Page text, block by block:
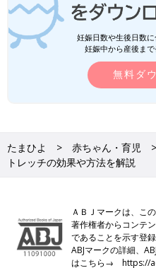
妊娠日数や生後日数
妊娠中から産後ま
無料ダ
たまひよ 赤ちゃん・育児
トレッチの効果や方法を解説
ＡＢＪマークは、こ
著作権者からコンテ
であることを示す登
ABJマークの詳細、
はこちら→https://